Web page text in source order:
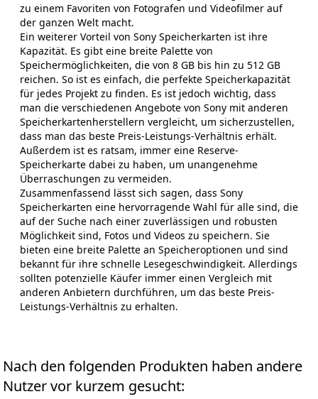
zu einem Favoriten von Fotografen und Videofilmer auf
der ganzen Welt macht.
Ein weiterer Vorteil von Sony Speicherkarten ist ihre
Kapazität. Es gibt eine breite Palette von
Speichermöglichkeiten, die von 8 GB bis hin zu 512 GB
reichen. So ist es einfach, die perfekte Speicherkapazität
für jedes Projekt zu finden. Es ist jedoch wichtig, dass
man die verschiedenen Angebote von Sony mit anderen
Speicherkartenherstellern vergleicht, um sicherzustellen,
dass man das beste Preis-Leistungs-Verhältnis erhält.
Außerdem ist es ratsam, immer eine Reserve-
Speicherkarte dabei zu haben, um unangenehme
Überraschungen zu vermeiden.
Zusammenfassend lässt sich sagen, dass Sony
Speicherkarten eine hervorragende Wahl für alle sind, die
auf der Suche nach einer zuverlässigen und robusten
Möglichkeit sind, Fotos und Videos zu speichern. Sie
bieten eine breite Palette an Speicheroptionen und sind
bekannt für ihre schnelle Lesegeschwindigkeit. Allerdings
sollten potenzielle Käufer immer einen Vergleich mit
anderen Anbietern durchführen, um das beste Preis-
Leistungs-Verhältnis zu erhalten.
Nach den folgenden Produkten haben andere
Nutzer vor kurzem gesucht: